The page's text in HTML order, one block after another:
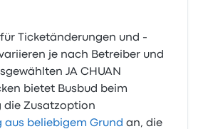
Ticketänderungen und -
je nach Betreiber und
JA CHUAN
bietet Busbud beim
die Zusatzoption
aus beliebigem Grund an, die